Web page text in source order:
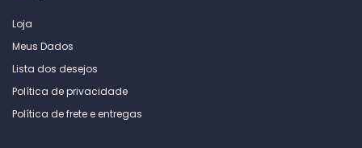
Loja
Meus Dados
Lista dos desejos
Política de privacidade
Política de frete e entregas